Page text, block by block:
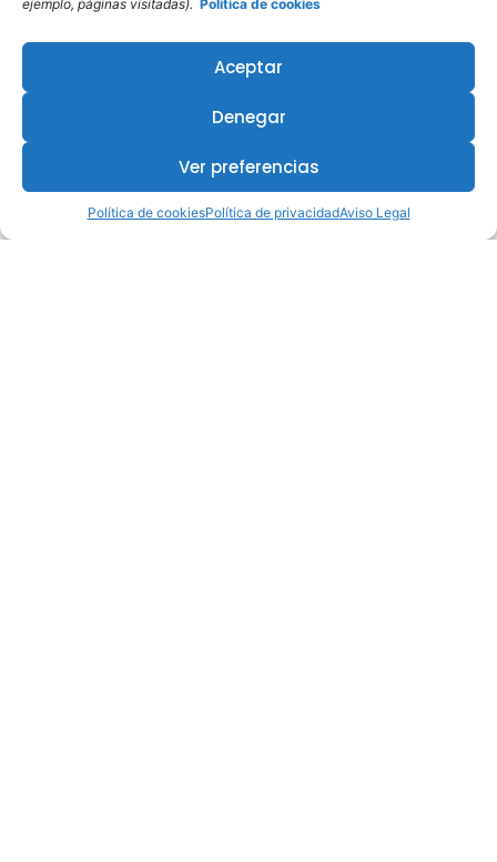
ejemplo, páginas visitadas). Política de cookies
Aceptar
Denegar
Ver preferencias
Política de cookiesPolítica de privacidadAviso Legal